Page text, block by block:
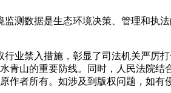
测数据是生态环境决策、管理和执
业禁入措施，彰显了司法机关严厉
山的重要防线。同时，人民法院
原作者所有。如涉及到版权问题，如有